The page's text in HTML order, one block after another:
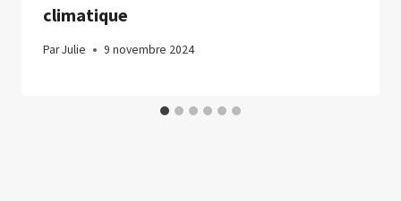
climatique
ParJulie 9 novembre 2024